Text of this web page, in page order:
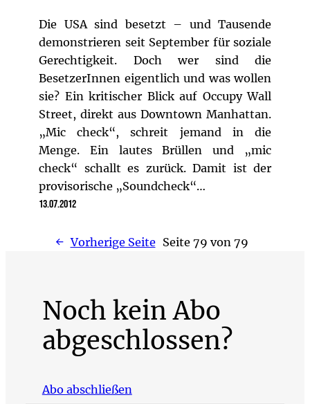
Die USA sind besetzt – und Tausende
demonstrieren seit September für soziale
Gerechtigkeit. Doch wer sind die
BesetzerInnen eigentlich und was wollen
sie? Ein kritischer Blick auf Occupy Wall
Street, direkt aus Downtown Manhattan.
„Mic check“, schreit jemand in die
Menge. Ein lautes Brüllen und „mic
check“ schallt es zurück. Damit ist der
provisorische „Soundcheck“…
13.07.2012
← Vorherige Seite Seite 79 von 79
Noch kein Abo
abgeschlossen?
Abo abschließen